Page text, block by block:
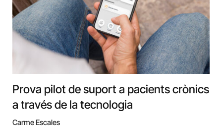
Prova pilot de suport a pacients crònics
a través de la tecnologia
Carme Escales